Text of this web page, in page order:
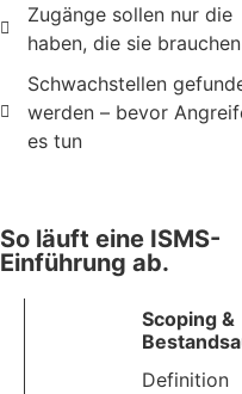
Zugänge sollen nur die
haben, die sie brauchen
Schwachstellen
werden – bevor
es tun
So läuft eine ISMS-
Einführung ab.
Scoping &
Definition